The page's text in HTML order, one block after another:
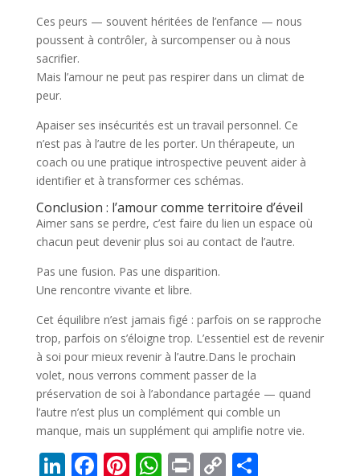
Ces peurs — souvent héritées de l’enfance — nous
poussent à contrôler, à surcompenser ou à nous
sacrifier.
Mais l’amour ne peut pas respirer dans un climat de
peur.
Apaiser ses insécurités est un travail personnel. Ce
n’est pas à l’autre de les porter. Un thérapeute, un
coach ou une pratique introspective peuvent aider à
identifier et à transformer ces schémas.
Conclusion : l’amour comme territoire d’éveil
Aimer sans se perdre, c’est faire du lien un espace où
chacun peut devenir plus soi au contact de l’autre.
Pas une fusion. Pas une disparition.
Une rencontre vivante et libre.
Cet équilibre n’est jamais figé : parfois on se rapproche
trop, parfois on s’éloigne trop. L’essentiel est de revenir
à soi pour mieux revenir à l’autre.Dans le prochain
volet, nous verrons comment passer de la
préservation de soi à l’abondance partagée — quand
l’autre n’est plus un complément qui comble un
manque, mais un supplément qui amplifie notre vie.
Li F Pi W PrC P